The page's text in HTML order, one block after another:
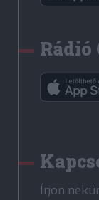
Rádió
Írjon